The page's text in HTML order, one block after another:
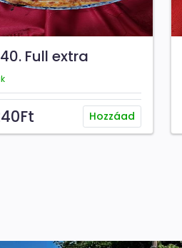
40. Full extra
Hozzáad